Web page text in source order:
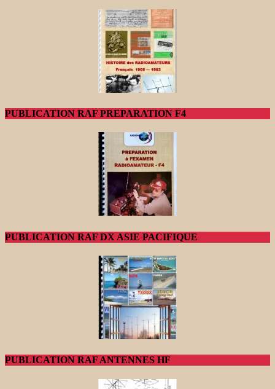
PUBLICATION RAF PREPARATION F4
PUBLICATION RAF DX ASIE PACIFIQUE
PUBLICATION RAF ANTENNES HF